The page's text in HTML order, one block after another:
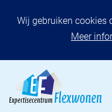
Wij gebruiken cookies
Meer